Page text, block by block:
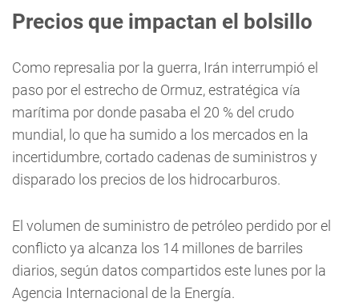
Precios que impactan el bolsillo
Como represalia por la guerra, Irán interrumpió el
paso por el estrecho de Ormuz, estratégica vía
marítima por donde pasaba el 20 % del crudo
mundial, lo que ha sumido a los mercados en la
incertidumbre, cortado cadenas de suministros y
disparado los precios de los hidrocarburos.
El volumen de suministro de petróleo perdido por el
conflicto ya alcanza los 14 millones de barriles
diarios, según datos compartidos este lunes por la
Agencia Internacional de la Energía.